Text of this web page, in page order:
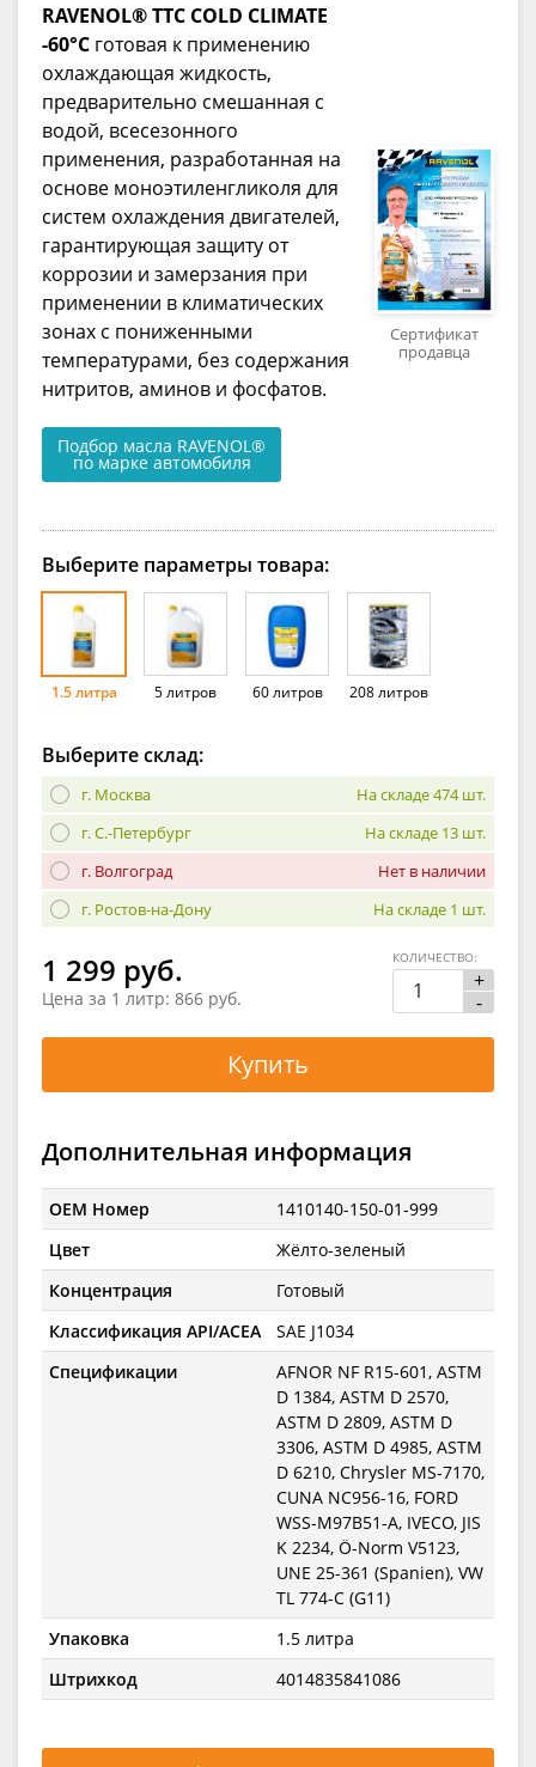
RAVENOL® TTC COLD CLIMATE
-60°C готовая к применению
охлаждающая жидкость,
предварительно смешанная с
водой, всесезонного
применения, разработанная на
основе моноэтиленгликоля для
систем охлаждения двигателей,
гарантирующая защиту от
коррозии и замерзания при
применении в климатических
зонах с пониженными
температурами, без содержания
нитритов, аминов и фосфатов.
Подбор масла RAVENOL®
по марке автомобиля
Сертификат
продавца
Выберите параметры товара:
1.5 литра 5 литров 60 литров 208 литров
Выберите склад:
г. Москва
На складе 474 шт.
г. С.-Петербург
На складе 13 шт.
г. Волгоград
Нет в наличии
г. Ростов-на-Дону
На складе 1 шт.
1 299 руб.
Цена за 1 литр: 866 руб.
+
-
КОЛИЧЕСТВО:
Купить
Дополнительная информация
OEM Номер
1410140-150-01-999
Цвет
Жёлто-зеленый
Концентрация
Готовый
Классификация API/ACEA
SAE J1034
Спецификации
AFNOR NF R15-601, ASTM
D 1384, ASTM D 2570,
ASTM D 2809, ASTM D
3306, ASTM D 4985, ASTM
D 6210, Chrysler MS-7170,
CUNA NC956-16, FORD
WSS-M97B51-A, IVECO, JIS
K 2234, Ö-Norm V5123,
UNE 25-361 (Spanien), VW
TL 774-C (G11)
Упаковка
1.5 литра
Штрихкод
4014835841086